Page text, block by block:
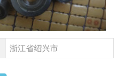
浙江省绍兴市